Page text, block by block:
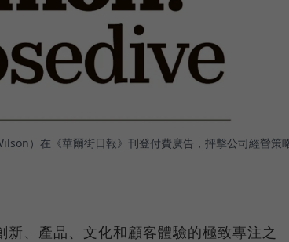
）在《華爾街日報》刊登付費廣告，抨擊公司經營策
、產品、文化和顧客體驗的極致專注之